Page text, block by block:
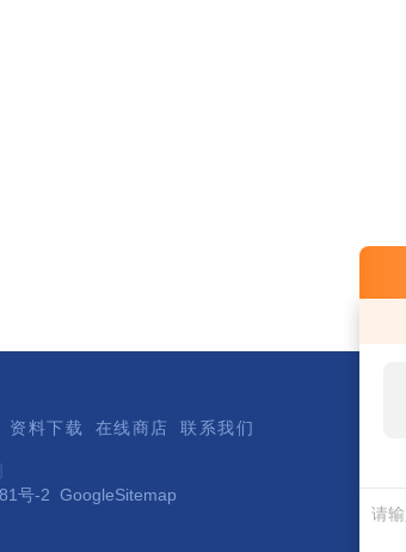
资料下载 在线商店 联系我们
号-2 GoogleSitemap